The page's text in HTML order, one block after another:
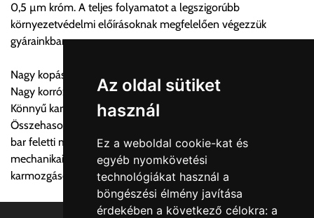
Az oldal sütiket
használ
Ez a weboldal cookie-kat és
egyéb nyomkövetési
technológiákat használ a
böngészési élmény javítása
érdekében a következő célokra: a
Ingyenes szállítási lehetőség nincs!
Egyes termékek súlyát a program nem ismeri, rendelés esetén
a központ igazolja vissza. Amennyiben a költséget az Ön által
visszaigazolástól számított 24 órán belül a terméket
lemondhatja, vagy kérheti a személyes átvételre való
módosítását.
FIGYELEM!!
KERÁMIA TERMÉKEK SZÁLLÍTATÁSA NEM, VAGY CSAK
A MEGRENDELŐ KIFEJEZETT KÉRÉSÉRE ÉS
FELELŐSSÉGÉRE LEHETSÉGES!!
0,5 µm króm. A teljes folyamatot a legszigorúbb
környezetvédelmi előírásoknak megfelelően végezzük
gyárainkban.
Nagy kopás- és karcállóság
Nagy korrózióállóság
Könnyű karbantartás
Összehasonlíthatatlan megbízhatósági szintet nyújtanak: 70
bar feletti magas nyomásnak való ellenállás, kisebb
mechanikai kopás, kevesebb vízkőlerakódás: sima, rugalmas
karmozgások a keverő teljes élettartama alatt.